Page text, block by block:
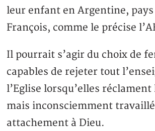
leur enfant en Argentine, pays
François, comme le précise
Il pourrait s’agir du choix de
capables de rejeter tout
l’Eglise lorsqu’elles
mais inconsciemment
attachement à Dieu.